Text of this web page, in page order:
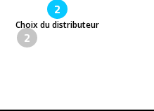
2
Choix du distributeur
2